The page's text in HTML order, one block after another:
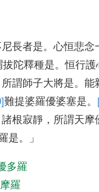
尼長者是。 心恒悲念
拔陀釋種是。恒行護
所謂師子大將是。 能
難提婆羅優婆塞是。
諸根寂靜 ， 所謂天摩
是。」
多羅
摩羅